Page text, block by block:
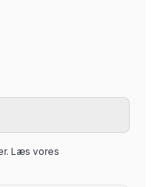
Læs vores